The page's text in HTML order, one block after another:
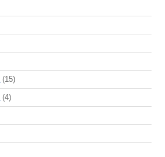
(15)
(4)